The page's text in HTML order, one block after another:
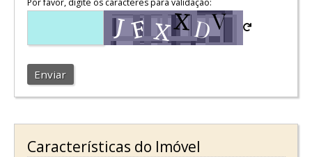
Por favor, digite os caracteres para validação:
Enviar
Características do Imóvel